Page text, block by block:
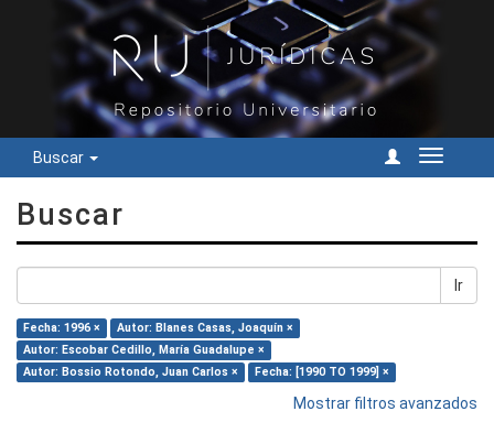
Buscar
Cambiar
Buscar
Ir
Fecha: 1996 ×
Autor: Blanes Casas, Joaquín ×
Autor: Escobar Cedillo, María Guadalupe ×
Autor: Bossio Rotondo, Juan Carlos ×
Fecha: [1990 TO 1999] ×
Mostrar filtros avanzados